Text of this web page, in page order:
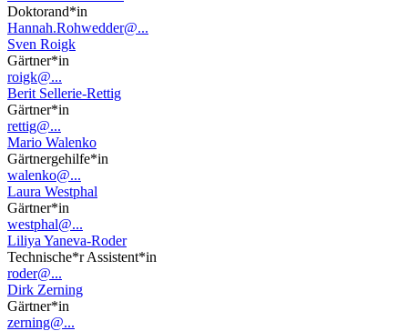
Doktorand*in
Hannah.Rohwedder@...
Sven Roigk
Gärtner*in
roigk@...
Berit Sellerie-Rettig
Gärtner*in
rettig@...
Mario Walenko
Gärtnergehilfe*in
walenko@...
Laura Westphal
Gärtner*in
westphal@...
Liliya Yaneva-Roder
Technische*r Assistent*in
roder@...
Dirk Zerning
Gärtner*in
zerning@...